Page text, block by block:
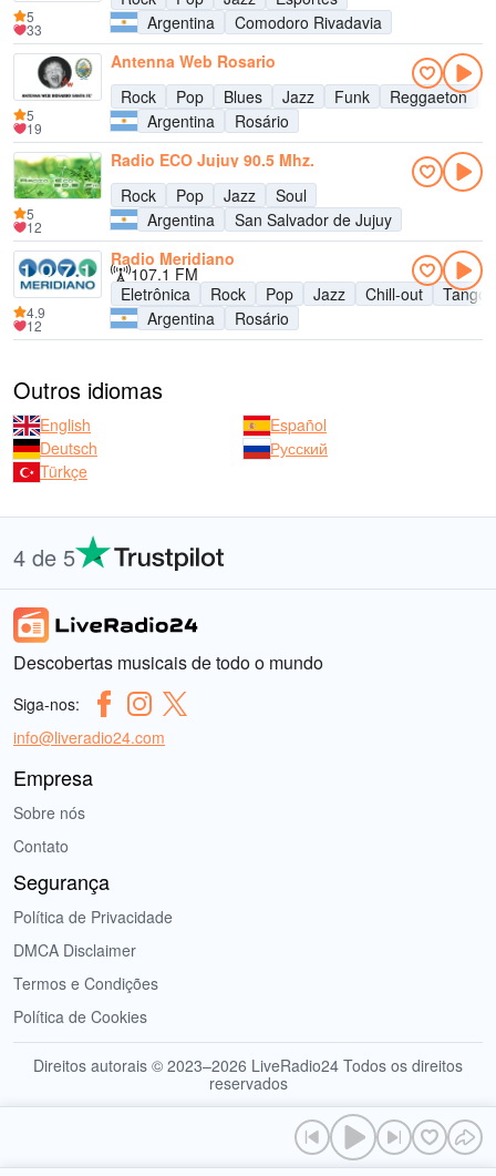
Argentina
Comodoro Rivadavia
5
33
Antenna Web Rosario
Rock
Pop Blues Jazz Funk Reggaeton
Argentina
Rosário
5
19
Radio ECO Jujuy 90.5 Mhz.
Rock
Pop Jazz
Soul
Argentina
San Salvador de Jujuy
5
12
Radio Meridiano
107.1 FM
Eletrônica
Rock Pop Jazz Chill-out
Tango
Argentina
Rosário
4.9
12
Outros idiomas
English
Español
Deutsch
Русский
Türkçe
4 de 5
Descobertas musicais de todo o mundo
Siga-nos:
info@liveradio24.com
Empresa
Sobre nós
Contato
Segurança
Política de Privacidade
DMCA Disclaimer
Termos e Condições
Política de Cookies
Direitos autorais © 2023–2026 LiveRadio24 Todos os direitos
reservados